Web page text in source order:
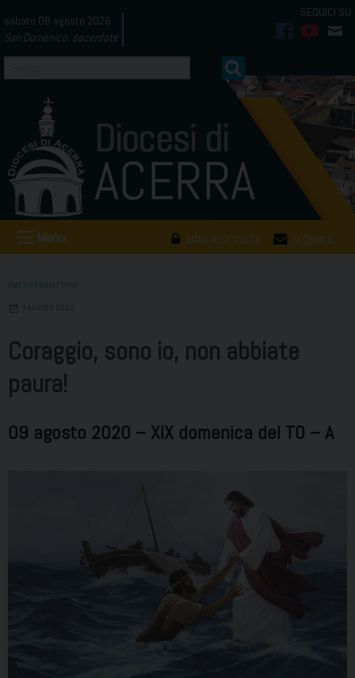
to
content
sabato 08 agosto 2026
San Domenico, sacerdote
AREA RISERVATA WEBMAIL
Menu
OMELIEDONALFONSO
9 AGOSTO 2020
Coraggio, sono io, non abbiate
paura!
09 agosto 2020 – XIX domenica del TO – A